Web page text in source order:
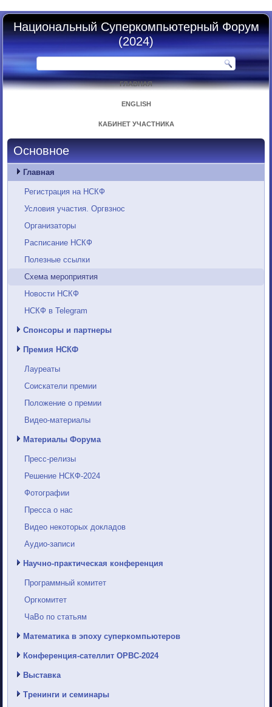
Национальный Суперкомпьютерный Форум
(2024)
ГЛАВНАЯ
ENGLISH
КАБИНЕТ УЧАСТНИКА
Основное
Главная
Регистрация на НСКФ
Условия участия. Оргвзнос
Организаторы
Расписание НСКФ
Полезные ссылки
Схема мероприятия
Новости НСКФ
НСКФ в Telegram
Спонсоры и партнеры
Премия НСКФ
Лауреаты
Соискатели премии
Положение о премии
Видео-материалы
Материалы Форума
Пресс-релизы
Решение НСКФ-2024
Фотографии
Пресса о нас
Видео некоторых докладов
Аудио-записи
Научно-практическая конференция
Программный комитет
Оргкомитет
ЧаВо по статьям
Математика в эпоху суперкомпьютеров
Конференция-сателлит ОРВС-2024
Выставка
Тренинги и семинары